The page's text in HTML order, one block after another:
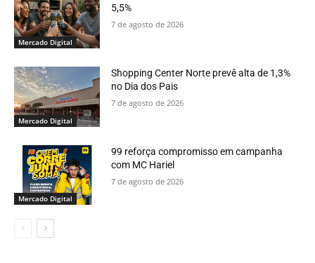
Mercado Digital
5,5%
7 de agosto de 2026
Mercado Digital
Shopping Center Norte prevê alta de 1,3%
no Dia dos Pais
7 de agosto de 2026
Mercado Digital
99 reforça compromisso em campanha
com MC Hariel
7 de agosto de 2026